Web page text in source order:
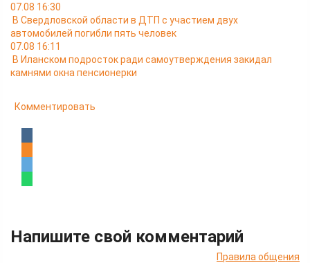
07.08 16:30
В Свердловской области в ДТП с участием двух
автомобилей погибли пять человек
07.08 16:11
В Иланском подросток ради самоутверждения закидал
камнями окна пенсионерки
Комментировать
Напишите свой комментарий
Правила общения